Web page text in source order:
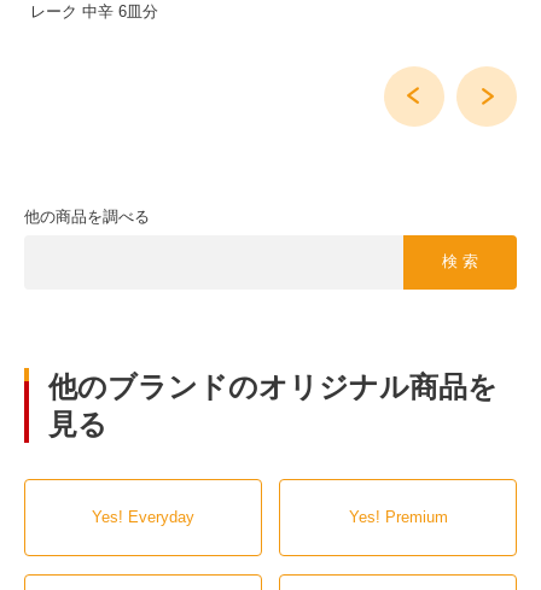
レーク 中辛 6皿分
他の商品を調べる
検 索
他のブランドのオリジナル商品を
見る
Yes! Everyday Yes! Premium